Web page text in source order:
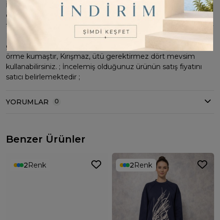
İçi uzun kollu elbise Dış kısa kollu yelektir. İstenildiğinde ayrı
olarak da kullanıla bilir.- Uzun kolu elbise ve yelek olarak 2'li
takımdır. ; Sandy kumaştır. ; 1 -Beden 38-40-42 uyumludur. 2-
Beden 44-46-48 uyumludur. ; ; Ürün boyu 135 cm dir. ; İç
göstermez ve Vücut hatlarını belli etmez ; Terletmeyen özel
örme kumaştır, Kırışmaz, ütü gerektirmez dört mevsim
kullanabilirsiniz. ; İncelemiş olduğunuz ürünün satış fiyatını
satıcı belirlemektedir ;
YORUMLAR 0
Benzer Ürünler
2Renk 2Renk